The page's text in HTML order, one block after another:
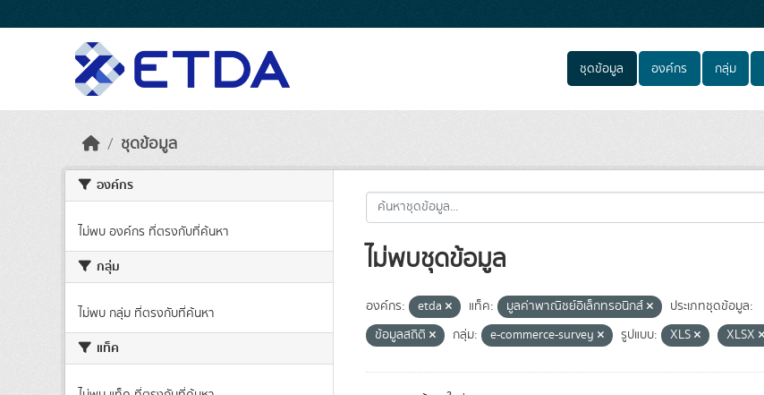
ชุดข้อมูล องค์กร กลุ่ม
ชุดข้อมูล
องค์กร
ไม่พบ องค์กร ที่ตรงกับที่ค้นหา
กลุ่ม
ไม่พบ กลุ่ม ที่ตรงกับที่ค้นหา
แท็ค
ไม่พบชุดข้อมูล
องค์กร: etda แท็ค: มูลค่าพาณิชย์อิเล็กทรอนิกส์
ประเภทชุดข้อมูล:
ข้อมูลสถิติ
กลุ่ม: e-commerce-survey รูปแบบ: XLS XLSX